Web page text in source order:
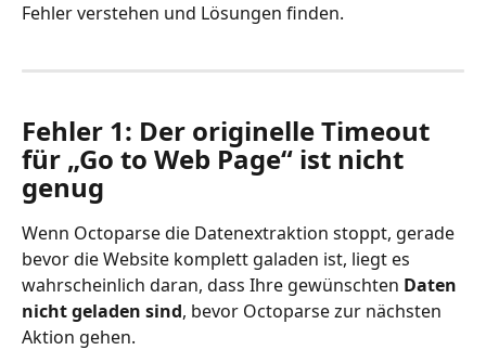
Fehler verstehen und Lösungen finden.
Fehler 1: Der originelle Timeout
für „Go to Web Page“ ist nicht
genug
Wenn Octoparse die Datenextraktion stoppt, gerade
bevor die Website komplett galaden ist, liegt es
wahrscheinlich daran, dass Ihre gewünschten Daten
nicht geladen sind, bevor Octoparse zur nächsten
Aktion gehen.